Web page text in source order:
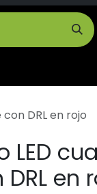
DRL en rojo
LED
DRL en